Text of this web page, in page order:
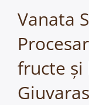
Vanata
fructe și